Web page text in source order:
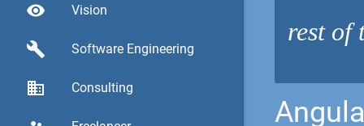
visibility Vision
build Software Engineering
business Consulting
rest of